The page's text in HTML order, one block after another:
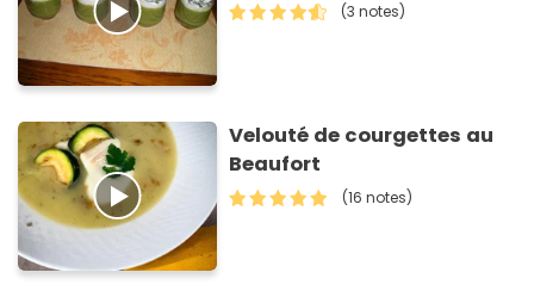
(3 notes)
Velouté de courgettes au
Beaufort
(16 notes)